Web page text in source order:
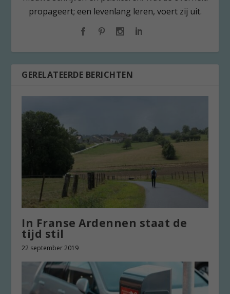
propageert; een levenlang leren, voert zij uit.
GERELATEERDE BERICHTEN
In Franse Ardennen staat de
tijd stil
22 september 2019